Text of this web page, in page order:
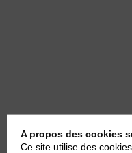
A propos des cookies
Ce site utilise des